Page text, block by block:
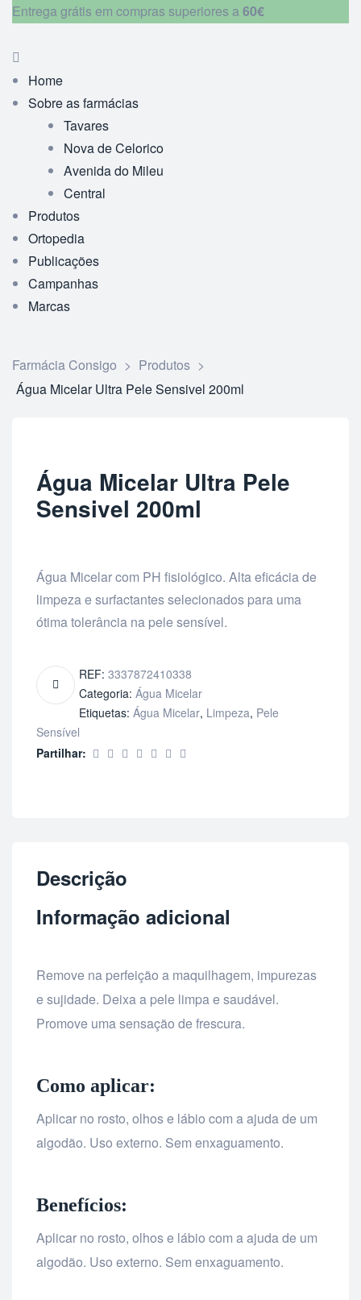
Entrega grátis em compras superiores a60€
Home
Sobre as farmácias
Tavares
Nova de Celorico
Avenida do Mileu
Central
Produtos
Ortopedia
Publicações
Campanhas
Marcas
Farmácia Consigo > Produtos >
Água Micelar Ultra Pele Sensivel 200ml
Água Micelar Ultra Pele
Sensivel 200ml
Água Micelar com PH fisiológico. Alta eficácia de
limpeza e surfactantes selecionados para uma
ótima tolerância na pele sensível.
REF: 3337872410338
Categoria: Água Micelar
Etiquetas: Água Micelar, Limpeza, Pele
Sensível
Partilhar:
Descrição
Informação adicional
Remove na perfeição a maquilhagem, impurezas
e sujidade. Deixa a pele limpa e saudável.
Promove uma sensação de frescura.
Como aplicar:
Aplicar no rosto, olhos e lábio com a ajuda de um
algodão. Uso externo. Sem enxaguamento.
Benefícios:
Aplicar no rosto, olhos e lábio com a ajuda de um
algodão. Uso externo. Sem enxaguamento.